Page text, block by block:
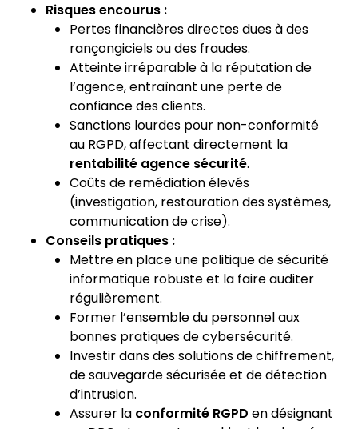
Risques encourus :
Pertes financières directes dues à des
rançongiciels ou des fraudes.
Atteinte irréparable à la réputation de
l’agence, entraînant une perte de
confiance des clients.
Sanctions lourdes pour non-conformité
au RGPD, affectant directement la
rentabilité agence sécurité.
Coûts de remédiation élevés
(investigation, restauration des systèmes,
communication de crise).
Conseils pratiques :
Mettre en place une politique de sécurité
informatique robuste et la faire auditer
régulièrement.
Former l’ensemble du personnel aux
bonnes pratiques de cybersécurité.
Investir dans des solutions de chiffrement,
de sauvegarde sécurisée et de détection
d’intrusion.
Assurer la conformité RGPD en désignant